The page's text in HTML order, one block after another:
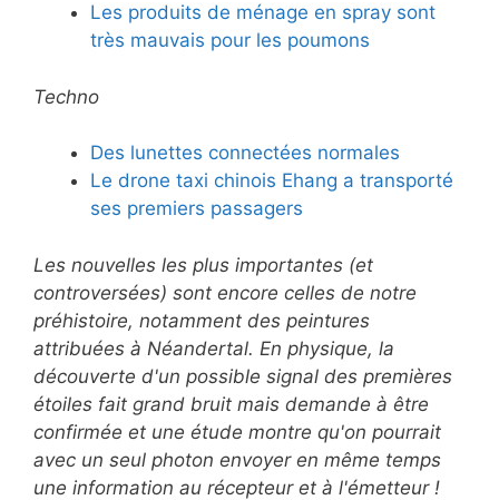
Les produits de ménage en spray sont
très mauvais pour les poumons
Techno
Des lunettes connectées normales
Le drone taxi chinois Ehang a transporté
ses premiers passagers
Les nouvelles les plus importantes (et
controversées) sont encore celles de notre
préhistoire, notamment des peintures
attribuées à Néandertal. En physique, la
découverte d'un possible signal des premières
étoiles fait grand bruit mais demande à être
confirmée et une étude montre qu'on pourrait
avec un seul photon envoyer en même temps
une information au récepteur et à l'émetteur !